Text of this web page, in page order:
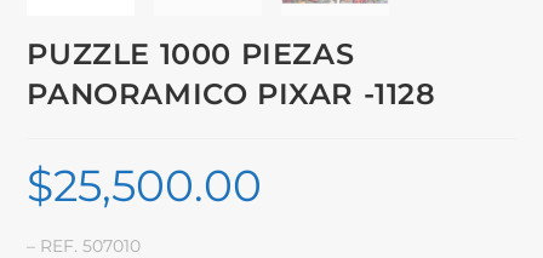
PUZZLE 1000 PIEZAS
PANORAMICO PIXAR -1128
$25,500.00
– REF. 507010